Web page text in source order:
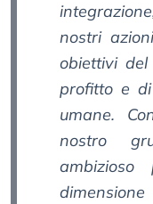
nostri
obiettivi
profitto e di
umane.
nostro